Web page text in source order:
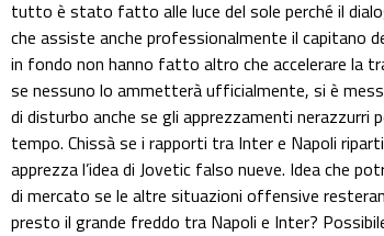
tutto è stato fatto alle luce del sole perché il
che assiste anche professionalmente il capitano
in fondo non hanno fatto altro che accelerare la
se nessuno lo ammetterà ufficialmente, si è
di disturbo anche se gli apprezzamenti nerazzurri
tempo. Chissà se i rapporti tra Inter e Napoli
apprezza l’idea di Jovetic falso nueve. Idea che
di mercato se le altre situazioni offensive
presto il grande freddo tra Napoli e Inter?